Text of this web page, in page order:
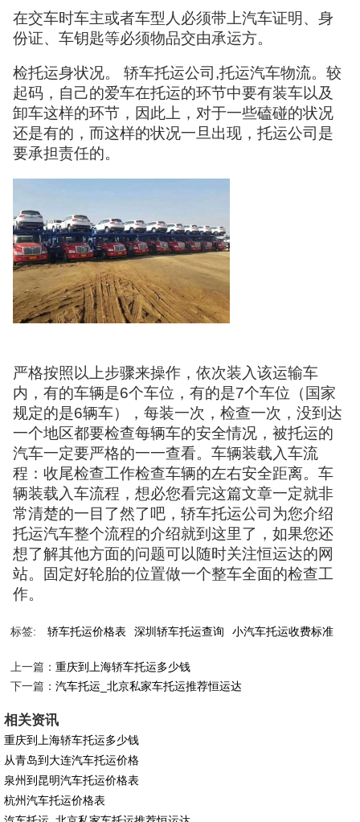
在交车时车主或者车型人必须带上汽车证明、身
份证、车钥匙等必须物品交由承运方。
检托运身状况。 轿车托运公司,托运汽车物流。较
起码，自己的爱车在托运的环节中要有装车以及
卸车这样的环节，因此上，对于一些磕碰的状况
还是有的，而这样的状况一旦出现，托运公司是
要承担责任的。
严格按照以上步骤来操作，依次装入该运输车
内，有的车辆是6个车位，有的是7个车位（国家
规定的是6辆车），每装一次，检查一次，没到达
一个地区都要检查每辆车的安全情况，被托运的
汽车一定要严格的一一查看。车辆装载入车流
程：收尾检查工作检查车辆的左右安全距离。车
辆装载入车流程，想必您看完这篇文章一定就非
常清楚的一目了然了吧，轿车托运公司为您介绍
托运汽车整个流程的介绍就到这里了，如果您还
想了解其他方面的问题可以随时关注恒运达的网
站。固定好轮胎的位置做一个整车全面的检查工
作。
标签: 轿车托运价格表 深圳轿车托运查询 小汽车托运收费标准
上一篇：重庆到上海轿车托运多少钱
下一篇：汽车托运_北京私家车托运推荐恒运达
相关资讯
重庆到上海轿车托运多少钱
从青岛到大连汽车托运价格
泉州到昆明汽车托运价格表
杭州汽车托运价格表